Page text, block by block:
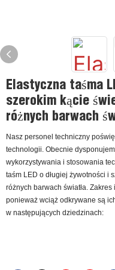
Elastyczna taśma
szerokim kącie
różnych barwach
Nasz personel techniczny
technologii. Obecnie
wykorzystywania i stosowania
taśm LED o długiej żywotności i
różnych barwach światła.
ponieważ wciąż odkrywane są
w następujących dziedzinach: